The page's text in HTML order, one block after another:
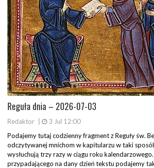
Reguła dnia – 2026-07-03
Redaktor
3 Jul 12:00
Podajemy tutaj codzienny fragment z Reguły św.
odczytywanej mnichom w kapitularzu w taki
wysłuchują trzy razy w ciągu roku
przypadającego na dany dzień tekstu podajemy